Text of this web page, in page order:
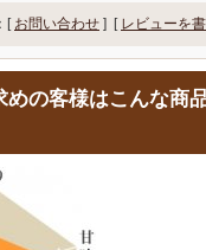
[ お問い合わせ ] [ レビューを書
めの客様はこんな商